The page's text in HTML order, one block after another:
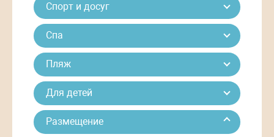
Спорт и досуг
Спа
Пляж
Для детей
Размещение